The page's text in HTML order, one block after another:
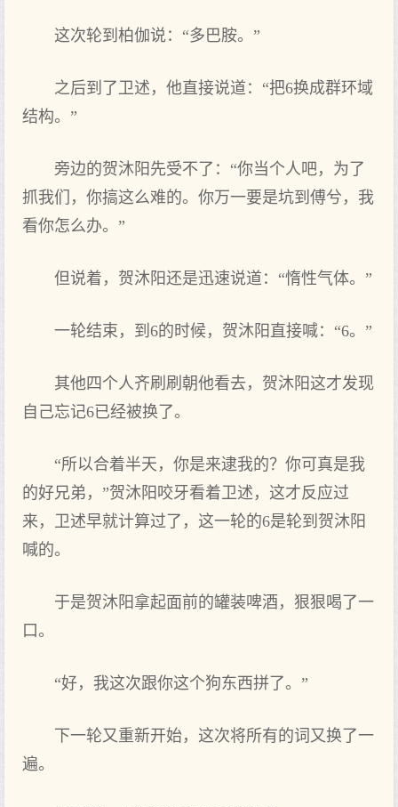
这次轮到柏伽说：“多巴胺。”
之后到了卫述，他直接说道：“把6换成群环域
结构。”
旁边的贺沐阳先受不了：“你当个人吧，为了
抓我们，你搞这么难的。你万一要是坑到傅兮，我
看你怎么办。”
但说着，贺沐阳还是迅速说道：“惰性气体。”
一轮结束，到6的时候，贺沐阳直接喊：“6。”
其他四个人齐刷刷朝他看去，贺沐阳这才发现
自己忘记6已经被换了。
“所以合着半天，你是来逮我的？你可真是我
的好兄弟，”贺沐阳咬牙看着卫述，这才反应过
来，卫述早就计算过了，这一轮的6是轮到贺沐阳
喊的。
于是贺沐阳拿起面前的罐装啤酒，狠狠喝了一
口。
“好，我这次跟你这个狗东西拼了。”
下一轮又重新开始，这次将所有的词又换了一
遍。